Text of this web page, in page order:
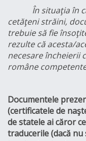
În situaţia în
cetăţeni străini,
trebuie să fie
rezulte că acesta/
necesare încheierii
române
Documentele
(certificatele de
de statele ai căror
traducerile (dacă